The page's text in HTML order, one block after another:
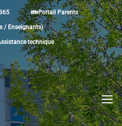
👪Portail Parents
/ Enseignants)
technique